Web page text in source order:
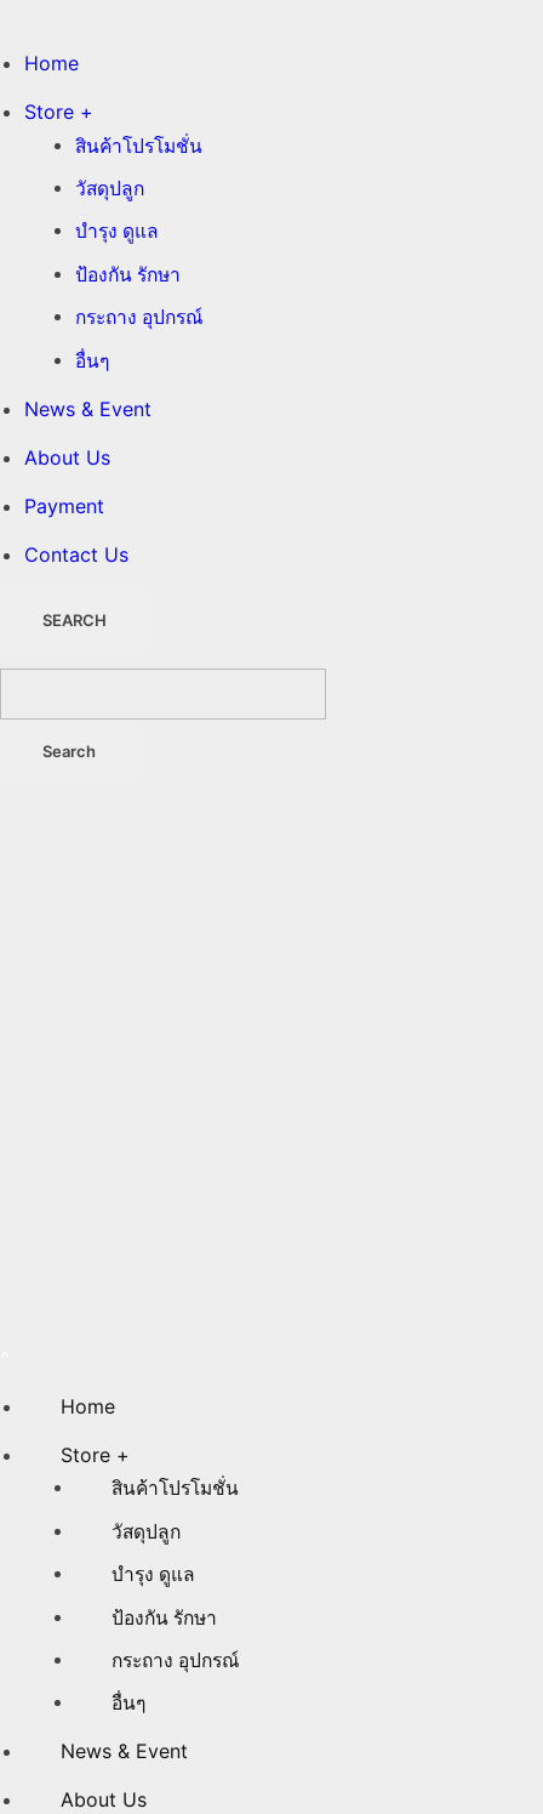
Home
Store +
สินค้าโปรโมชั่น
วัสดุปลูก
บำรุง ดูแล
ป้องกัน รักษา
กระถาง อุปกรณ์
อื่นๆ
News & Event
About Us
Payment
Contact Us
SEARCH
Home
Store +
สินค้าโปรโมชั่น
วัสดุปลูก
บำรุง ดูแล
ป้องกัน รักษา
กระถาง อุปกรณ์
อื่นๆ
News & Event
About Us